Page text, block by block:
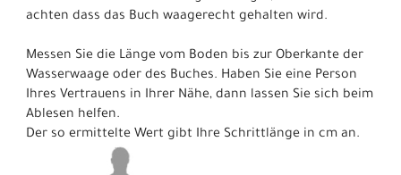
achten dass das Buch waagerecht gehalten wird.
Messen Sie die Länge vom Boden bis zur Oberkante der
Wasserwaage oder des Buches. Haben Sie eine Person
Ihres Vertrauens in Ihrer Nähe, dann lassen Sie sich beim
Ablesen helfen.
Der so ermittelte Wert gibt Ihre Schrittlänge in cm an.